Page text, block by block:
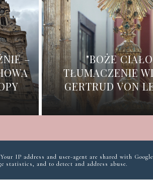
–
"BOŻE
TŁUMACZENIE
GERTRUD VON
IP address and user-agent are shared with
statistics, and to detect and address abuse.